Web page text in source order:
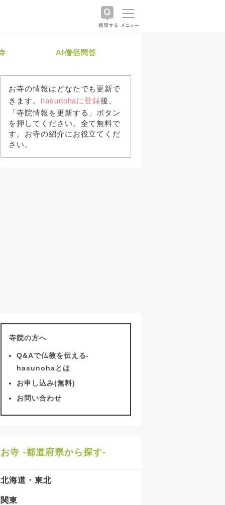
AI僧侶問答
お寺の情報はどなたでも更新で
きます。 hasunohaに登録後、
「寺院情報を更新する」ボタン
を押してください。全て無料で
す。お寺の紹介にお役立てくだ
さい。
寺院の方へ
Q&Aで仏教を伝える-
hasunohaとは
お申し込み(無料)
お問い合わせ
お寺 -都道府県から探す-
北海道・東北
関東